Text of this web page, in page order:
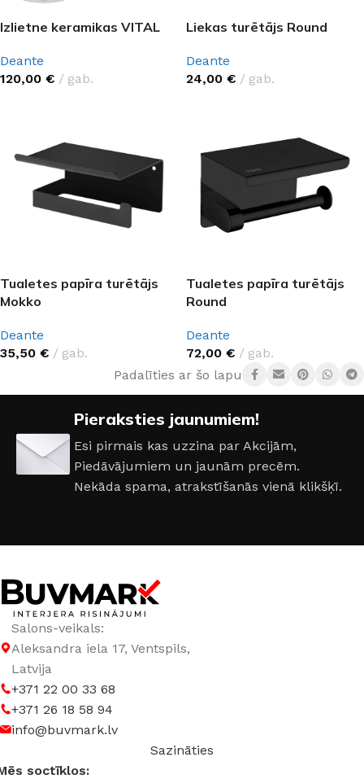
Izlietne keramikas VITAL
Deante
120,00 € gab.
Liekas turētājs Round
Deante
24,00 € gab.
Tualetes papīra turētājs
Mokko
Deante
35,50 € gab.
Tualetes papīra turētājs
Round
Deante
72,00 €
gab.
Padalīties ar šo lapu:
Pieraksties jaunumiem!
Esi pirmais kas uzzina par Akcijām,
Piedāvājumiem un jaunām precēm.
Nekāda spama, atrakstīšanās vienā klikšķī.
Salons-veikals:
Aleksandra iela 17, Ventspils,
Latvija
+371 22 00 33 68
+371 26 18 58 94
info@buvmark.lv
Sazināties
soctīklos: